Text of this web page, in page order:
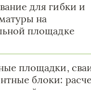
для гибки и
на
площадке
площадки,
блоки: